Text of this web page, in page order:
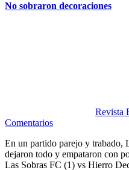
No sobraron decoraciones
Revista
Comentarios
En un partido parejo y trabado,
dejaron todo y empataron con
Las Sobras FC (1) vs Hierro